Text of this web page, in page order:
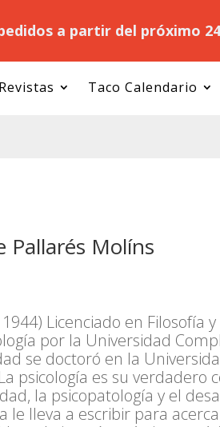
a partir del próximo
Revistas Taco Calendario
Pallarés Molíns
Licenciado en Filosofía
por la Universidad
se doctoró en la
psicología es su verdadero
la psicopatología y el
le lleva a escribir para